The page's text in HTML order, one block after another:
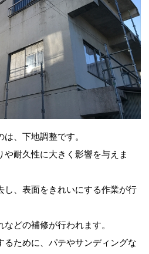
、下地調整です。
耐久性に大きく影響を与えま
し、表面をきれいにする作業が行
どの補修が行われます。
るために、パテやサンディングな